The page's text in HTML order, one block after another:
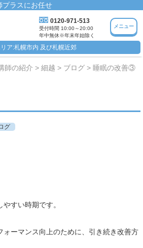
プラスにお任せ
0120-971-513
受付時間 10:00～20:00
年中無休※年末年始除く
メニュー
ア:札幌市内 及び札幌近郊
師の紹介 細越 ブログ 睡眠の改善③
グ
すい時期です。
ォーマンス向上のために、引き続き改善方